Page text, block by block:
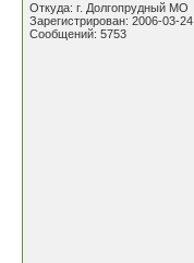
Откуда: г. Долгопрудный МО
Зарегистрирован: 2006-03-24
Сообщений: 5753